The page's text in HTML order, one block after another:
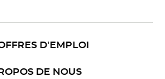
D'EMPLOI
DE NOUS